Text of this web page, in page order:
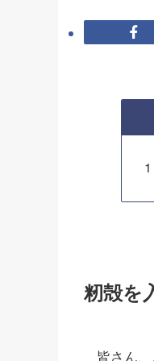
籾殻を
皆さん